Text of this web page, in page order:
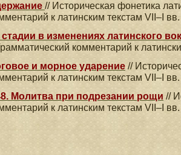
// Историческая фонетика
к латинским текстам VII–I
в изменениях латинского
комментарий к
и морное ударение //
к латинским текстам VII–I
Молитва при подрезании рощи //
к латинским текстам VII–I